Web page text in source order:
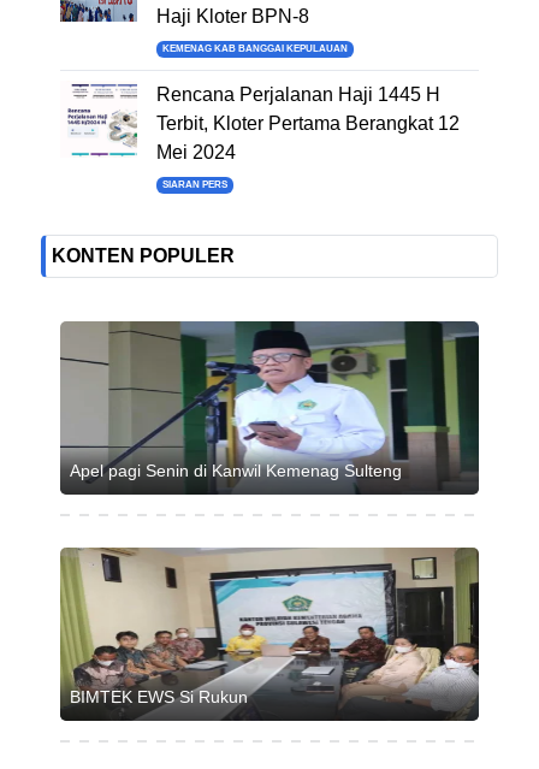
Haji Kloter BPN-8
KEMENAG KAB BANGGAI KEPULAUAN
Rencana Perjalanan Haji 1445 H
Terbit, Kloter Pertama Berangkat 12
Mei 2024
SIARAN PERS
KONTEN POPULER
Apel pagi Senin di Kanwil Kemenag Sulteng
BIMTEK EWS Si Rukun